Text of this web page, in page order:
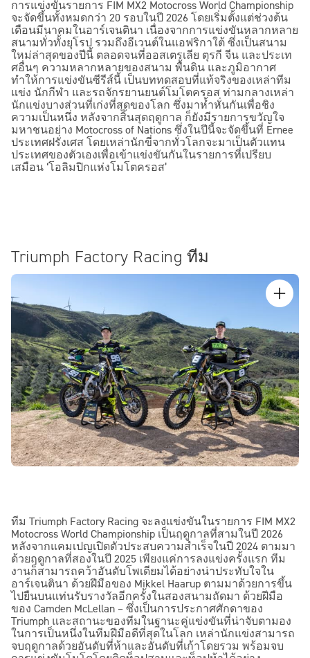
การแข่งขันรายการ FIM MX2 Motocross World Championship
จะจัดขึ้นทั้งหมดกว่า 20 รอบในปี 2026 โดยเริ่มตั้งแต่ช่วงต้น
เดือนมีนาคมในอาร์เจนตินา เนื่องจากการแข่งขันหลากหลาย
สนามทั่วทั้งยุโรป รวมถึงอีเวนต์ในแอฟริกาใต้ ซึ่งเป็นสนาม
ใหม่ล่าสุดของปีนี้ ตลอดจนที่ออสเตรเลีย ตุรกี จีน และประเท
ศอื่นๆ ความหลากหลายของสนาม พื้นดิน และภูมิอากาศ
ทำให้การแข่งขันซีรีส์นี้ เป็นบททดสอบที่แท้จริงของเหล่าทีม
แข่ง นักกีฬา และรถจักรยานยนต์โมโตครอส ท่ามกลางเหล่า
นักแข่งบางส่วนที่เก่งที่สุดของโลก ซึ่งมาห้ำหั่นกันเพื่อชิง
ความเป็นหนึ่ง หลังจากสิ้นสุดฤดูกาล ก็ยังมีรายการขวัญใจ
มหาชนอย่าง Motocross of Nations ซึ่งในปีนี้จะจัดขึ้นที่ Ernee
ประเทศฝรั่งเศส โดยเหล่านักขี่จากทั่วโลกจะมาเป็นตัวแทน
ประเทศของตัวเองเพื่อเข้าแข่งขันกันในรายการที่เปรียบ
เสมือน ‘โอลิมปิกแห่งโมโตครอส’
Triumph Factory Racing ทีม
ทีม Triumph Factory Racing จะลงแข่งขันในรายการ FIM MX2
Motocross World Championship เป็นฤดูกาลที่สามในปี 2026
หลังจากแคมเปญเปิดตัวประสบความสำเร็จในปี 2024 ตามมา
ด้วยฤดูกาลที่สองในปี 2025 เพียงแค่การลงแข่งครั้งแรก ทีม
งานก็สามารถคว้าอันดับโพเดียมได้อย่างน่าประทับใจใน
อาร์เจนตินา ด้วยฝีมือของ Mikkel Haarup ตามมาด้วยการขึ้น
ไปยืนบนแท่นรับรางวัลอีกครั้งในสองสนามถัดมา ด้วยฝีมือ
ของ Camden McLellan – ซึ่งเป็นการประกาศศักดาของ
Triumph และสถานะของทีมในฐานะคู่แข่งขันที่น่าจับตามอง
ในการเป็นหนึ่งในทีมฝีมือดีที่สุดในโลก เหล่านักแข่งสามารถ
จบฤดูกาลด้วยอันดับที่ห้าและอันดับที่เก้าโดยรวม พร้อมจบ